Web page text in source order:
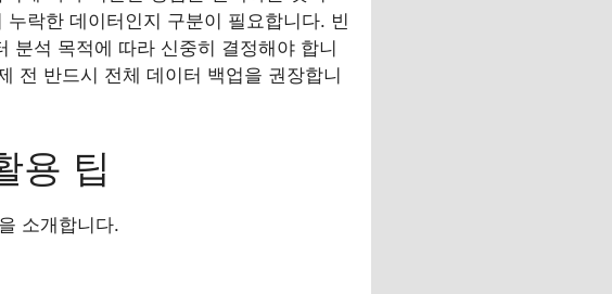
락한 데이터인지 구분이 필요합니다. 빈
분석 목적에 따라 신중히 결정해야 합니
전 반드시 전체 데이터 백업을 권장합니
용 팁
소개합니다.